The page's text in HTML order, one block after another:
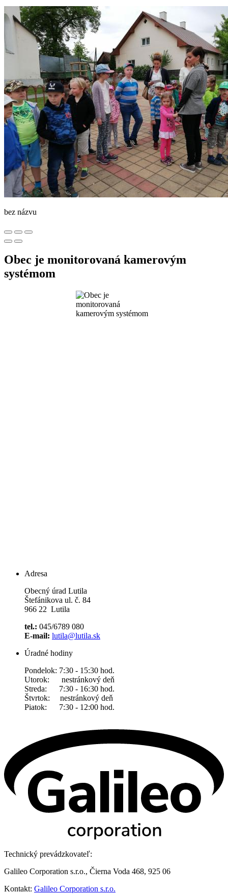
bez názvu
Obec je monitorovaná kamerovým
systémom
Adresa
Obecný úrad Lutila
Štefánikova ul. č. 84
966 22 Lutila
tel.: 045/6789 080
E-mail: lutila@lutila.sk
Úradné hodiny
Pondelok: 7:30 - 15:30 hod.
Utorok: nestránkový deň
Streda: 7:30 - 16:30 hod.
Štvrtok: nestránkový deň
Piatok: 7:30 - 12:00 hod.
Technický prevádzkovateľ:
Galileo Corporation s.r.o., Čierna Voda 468, 925 06
Kontakt: Galileo Corporation s.r.o.